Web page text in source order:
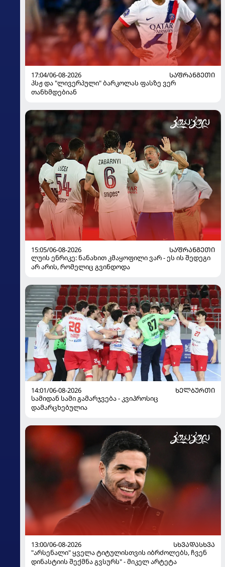
17:04/06-08-2026
ᲡᲐᲤᲠᲐᲜᲒᲔᲗᲘ
პსჟ და "ლივერპული" ბარკოლას ფასზე ვერ
თანხმდებიან
15:05/06-08-2026
ᲡᲐᲤᲠᲐᲜᲒᲔᲗᲘ
ლუის ენრიკე: ნანახით კმაყოფილი ვარ - ეს ის შედეგი
არ არის, რომელიც გვინდოდა
14:01/06-08-2026
ᲮᲔᲚᲑᲣᲠᲗᲘ
სამიდან სამი გამარჯვება - კვიპროსიც
დამარცხებულია
13:00/06-08-2026
ᲡᲮᲕᲐᲓᲐᲡᲮᲕᲐ
"არსენალი" ყველა ტიტულისთვის იბრძოლებს, ჩვენ
დინასტიის შექმნა გვსურს" - მიკელ არტეტა